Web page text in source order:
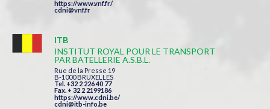
https://www.vnf.fr/
cdni@vnf.fr
ITB
INSTITUT ROYAL POUR LE TRANSPORT
PAR BATELLERIE A.S.B.L.
Rue de la Presse 19
B-1000 BRUXELLES
Tel. +32 2 226 40 77
Fax. + 32 2 2199186
https://www.cdni.be/
cdni@itb-info.be